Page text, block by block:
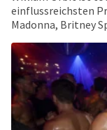
einflussreichsten
Madonna, Britney